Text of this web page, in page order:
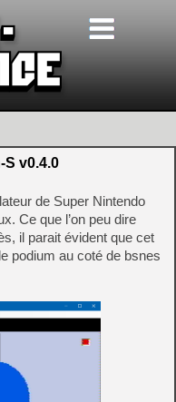
S v0.4.0
de Super Nintendo
Ce que l’on peu dire
il parait évident que cet
podium au coté de bsnes